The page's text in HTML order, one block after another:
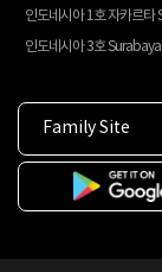
인도네시아 1호 자카르타
인도네시아 3호
Family Site